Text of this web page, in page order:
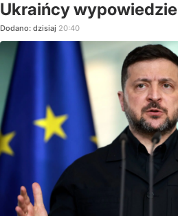
Ukraińcy
Dodano: dzisiaj 20:40